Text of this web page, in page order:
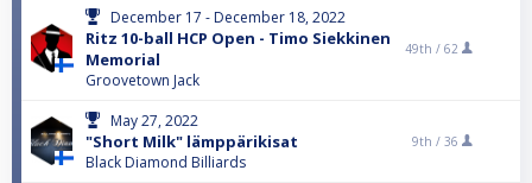
December 17 - December 18, 2022
Ritz 10-ball HCP Open - Timo Siekkinen
Memorial
Groovetown Jack
49th / 62
May 27, 2022
"Short Milk" lämppärikisat
Black Diamond Billiards
9th / 36